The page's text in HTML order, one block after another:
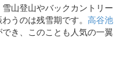
山登山やバックカントリー
うのは残雪期です。 高谷池
き、このことも人気の一翼